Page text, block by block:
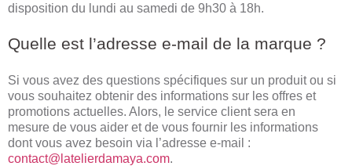
disposition du lundi au samedi de 9h30 à 18h.
Quelle est l’adresse e-mail de la marque ?
Si vous avez des questions spécifiques sur un produit ou si
vous souhaitez obtenir des informations sur les offres et
promotions actuelles. Alors, le service client sera en
mesure de vous aider et de vous fournir les informations
dont vous avez besoin via l’adresse e-mail :
contact@latelierdamaya.com.